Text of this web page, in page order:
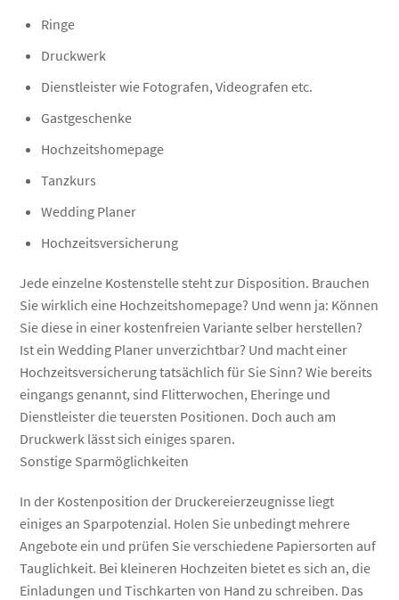
Ringe
Druckwerk
Dienstleister wie Fotografen, Videografen etc.
Gastgeschenke
Hochzeitshomepage
Tanzkurs
Wedding Planer
Hochzeitsversicherung
Jede einzelne Kostenstelle steht zur Disposition. Brauchen
Sie wirklich eine Hochzeitshomepage? Und wenn ja: Können
Sie diese in einer kostenfreien Variante selber herstellen?
Ist ein Wedding Planer unverzichtbar? Und macht einer
Hochzeitsversicherung tatsächlich für Sie Sinn? Wie bereits
eingangs genannt, sind Flitterwochen, Eheringe und
Dienstleister die teuersten Positionen. Doch auch am
Druckwerk lässt sich einiges sparen.
Sonstige Sparmöglichkeiten
In der Kostenposition der Druckereierzeugnisse liegt
einiges an Sparpotenzial. Holen Sie unbedingt mehrere
Angebote ein und prüfen Sie verschiedene Papiersorten auf
Tauglichkeit. Bei kleineren Hochzeiten bietet es sich an, die
Einladungen und Tischkarten von Hand zu schreiben. Das